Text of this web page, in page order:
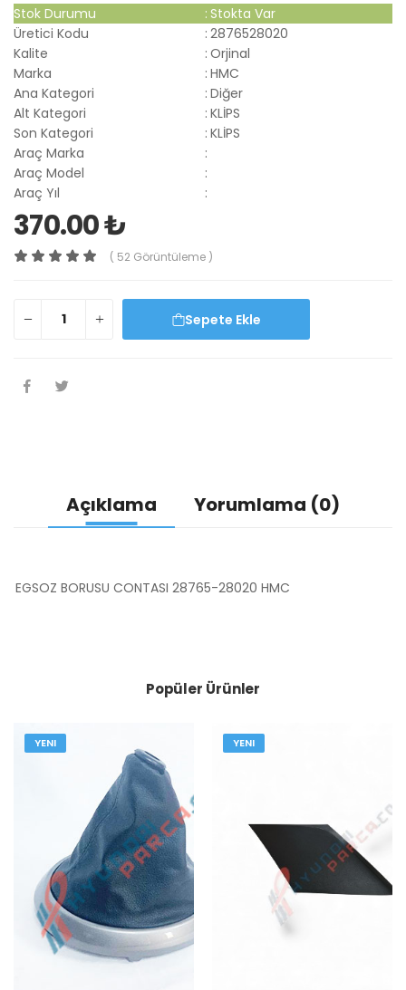
Stok Durumu : Stokta Var
Üretici Kodu
: 2876528020
Kalite
: Orjinal
Marka
: HMC
Ana Kategori
: Diğer
Alt Kategori
: KLİPS
Son Kategori
: KLİPS
Araç Marka
:
Araç Model
:
Araç Yıl
:
370.00 ₺
( 52 Görüntüleme )
Sepete Ekle
Açıklama Yorumlama (0)
EGSOZ BORUSU CONTASI 28765-28020 HMC
Popüler Ürünler
YENI YENI